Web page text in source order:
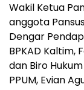
Wakil Ketua
anggota
Dengar
BPKAD Kaltim,
dan Biro
PPUM, Evian